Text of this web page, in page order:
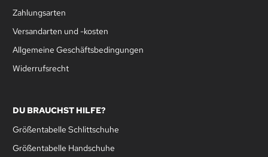
Zahlungsarten
Versandarten und -kosten
Allgemeine Geschäftsbedingungen
Widerrufsrecht
DU BRAUCHST HILFE?
Größentabelle Schlittschuhe
Größentabelle Handschuhe